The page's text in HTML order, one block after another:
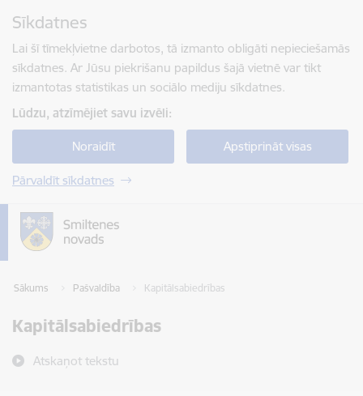
Sīkdatnes
Lai šī tīmekļvietne darbotos, tā izmanto obligāti nepieciešamās
sīkdatnes. Ar Jūsu piekrišanu papildus šajā vietnē var tikt
izmantotas statistikas un sociālo mediju sīkdatnes.
Lūdzu, atzīmējiet savu izvēli:
Noraidīt Apstiprināt visas
Pārvaldīt sīkdatnes
Sākums Pašvaldība Kapitālsabiedrības
Kapitālsabiedrības
Atskaņot tekstu